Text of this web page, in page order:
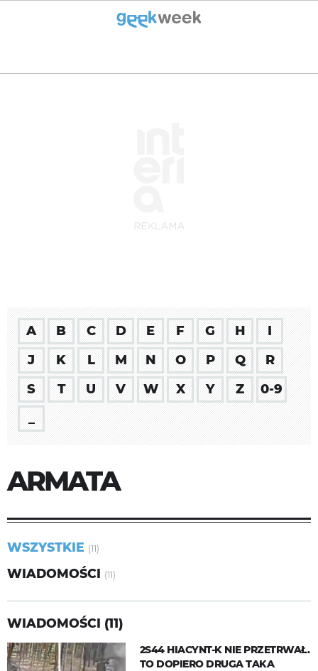
A B C D E F G H
I
J
K L M N O P Q
R
S
T U V W X Y Z
0-9
ARMATA
WSZYSTKIE (11)
WIADOMOŚCI (11)
WIADOMOŚCI (11)
2S44 HIACYNT-K NIE PRZETRWAŁ.
TO DOPIERO DRUGA TAKA